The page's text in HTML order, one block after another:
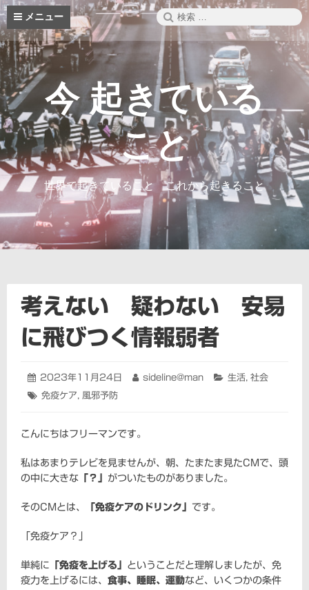
コ
ン
テ
ン
ツ
へ
ス
キ
ッ
プ
メニュー
検
索:
今 起きている
こと
世界で起きていること これから起きること
考えない 疑わない 安易
に飛びつく情報弱者
投
稿
2023年11月24日
2023
24
投
sideline@man
カ
生活, 社会
タ
免疫ケア, 風邪予防
こんにちはフリーマンです。
私はあまりテレビを見ませんが、朝、たまたま見たCMで、頭
の中に大きな 「？」 がついたものがありました。
そのCMとは、 「免疫ケアのドリンク」 です。
「免疫ケア？」
単純に 「免疫を上げる」 ということだと理解しましたが、免
疫力を上げるには、 食事、睡眠、運動など、いくつかの条件